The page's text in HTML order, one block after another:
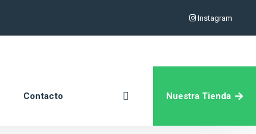
Instagram
Contacto Nuestra Tienda